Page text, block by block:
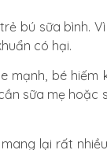
bú sữa bình.
có hại.
bé hiếm
sữa mẹ hoặc
lại rất